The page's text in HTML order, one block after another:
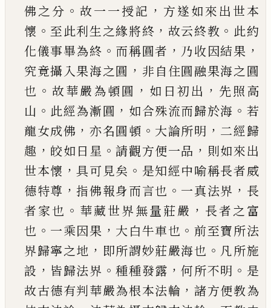
佛之分 。 故一一授記 ， 方遂如來出世本
懷 。 至此利生之緣將終 ， 故云終教 。 此約
化儀事畢為終 。 而稱圓者 ， 乃收因結果 ，
究竟攝入果海之圓 ， 非自住圓融果海之圓
也 。 故華嚴為頓圓 ， 如日初出 ， 先照高
山 。 此經為漸圓 ， 如合殊流而歸於海 。 若
龍女成佛 ，亦名圓頓 。 大論所明 ， 二經歸
趣 ， 皎如日星 。請觀方便一品 ， 則如來出
世本懷 ，具可 見矣 。 是知經中喻稱長者威
德特尊 ， 指佛報身而言也 。 一真法界 ， 長
者家也 。 華藏世界無量莊嚴 ， 長者之富
也 。 一乘因果 ， 大白牛車也 。前至寶所法
界歸寧之地 ， 即所謂妙莊嚴海也 。 凡所施
設 ， 皆歸法界 。種種發露 ，何所不明 。 是
故古德有判華嚴為根本法輪 ，諸方便教為